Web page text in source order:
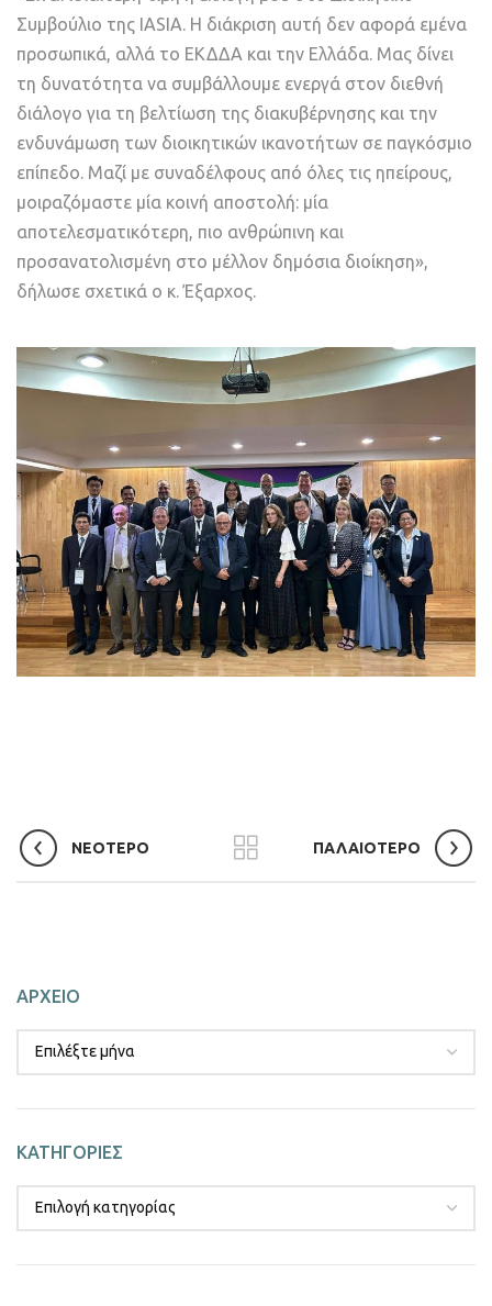
Συμβούλιο της IASIA. Η διάκριση αυτή δεν αφορά εμένα
προσωπικά, αλλά το ΕΚΔΔΑ και την Ελλάδα. Μας δίνει
τη δυνατότητα να συμβάλλουμε ενεργά στον διεθνή
διάλογο για τη βελτίωση της διακυβέρνησης και την
ενδυνάμωση των διοικητικών ικανοτήτων σε παγκόσμιο
επίπεδο. Μαζί με συναδέλφους από όλες τις ηπείρους,
μοιραζόμαστε μία κοινή αποστολή: μία
αποτελεσματικότερη, πιο ανθρώπινη και
προσανατολισμένη στο μέλλον δημόσια διοίκηση»,
δήλωσε σχετικά ο κ. Έξαρχος.
ΝΕΟΤΕΡΟ ΠΑΛΑΙΟΤΕΡΟ
ΑΡΧΕΙΟ
ΚΑΤΗΓΟΡΙΕΣ